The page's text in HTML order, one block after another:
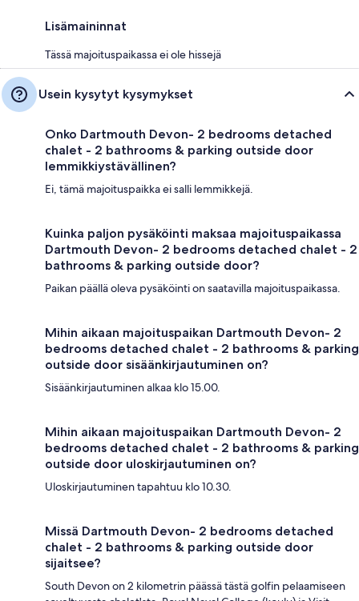
Lisämaininnat
Tässä majoituspaikassa ei ole hissejä
Usein kysytyt kysymykset
Onko Dartmouth Devon- 2 bedrooms detached
chalet - 2 bathrooms & parking outside door
lemmikkiystävällinen?
Ei, tämä majoituspaikka ei salli lemmikkejä.
Kuinka paljon pysäköinti maksaa majoituspaikassa
Dartmouth Devon- 2 bedrooms detached chalet - 2
bathrooms & parking outside door?
Paikan päällä oleva pysäköinti on saatavilla majoituspaikassa.
Mihin aikaan majoituspaikan Dartmouth Devon- 2
bedrooms detached chalet - 2 bathrooms & parking
outside door sisäänkirjautuminen on?
Sisäänkirjautuminen alkaa klo 15.00.
Mihin aikaan majoituspaikan Dartmouth Devon- 2
bedrooms detached chalet - 2 bathrooms & parking
outside door uloskirjautuminen on?
Uloskirjautuminen tapahtuu klo 10.30.
Missä Dartmouth Devon- 2 bedrooms detached
chalet - 2 bathrooms & parking outside door
sijaitsee?
South Devon on 2 kilometrin päässä tästä golfin pelaamiseen